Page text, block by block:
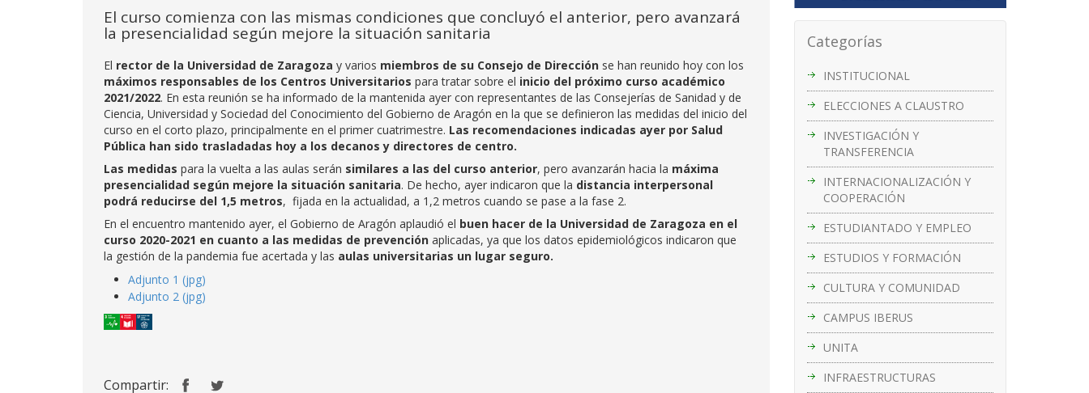
Categorías
INSTITUCIONAL
ELECCIONES A CLAUSTRO
INVESTIGACIÓN Y
TRANSFERENCIA
INTERNACIONALIZACIÓN Y
COOPERACIÓN
ESTUDIANTADO Y EMPLEO
ESTUDIOS Y FORMACIÓN
CULTURA Y COMUNIDAD
CAMPUS IBERUS
UNITA
INFRAESTRUCTURAS
El curso comienza con las mismas condiciones que concluyó el anterior, pero avanzará
la presencialidad según mejore la situación sanitaria
El rector de la Universidad de Zaragoza y varios miembros de su Consejo de Dirección se han reunido hoy con los
máximos responsables de los Centros Universitarios para tratar sobre el inicio del próximo curso académico
2021/2022. En esta reunión se ha informado de la mantenida ayer con representantes de las Consejerías de Sanidad y de
Ciencia, Universidad y Sociedad del Conocimiento del Gobierno de Aragón en la que se definieron las medidas del inicio del
curso en el corto plazo, principalmente en el primer cuatrimestre. Las recomendaciones indicadas ayer por Salud
Pública han sido trasladadas hoy a los decanos y directores de centro.
Las medidas para la vuelta a las aulas serán similares a las del curso anterior, pero avanzarán hacia la máxima
presencialidad según mejore la situación sanitaria. De hecho, ayer indicaron que la distancia interpersonal
podrá reducirse del 1,5 metros, fijada en la actualidad, a 1,2 metros cuando se pase a la fase 2.
En el encuentro mantenido ayer, el Gobierno de Aragón aplaudió el buen hacer de la Universidad de Zaragoza en el
curso 2020-2021 en cuanto a las medidas de prevención aplicadas, ya que los datos epidemiológicos indicaron que
la gestión de la pandemia fue acertada y las aulas universitarias un lugar seguro.
Adjunto 1 (jpg)
Adjunto 2 (jpg)
Compartir: